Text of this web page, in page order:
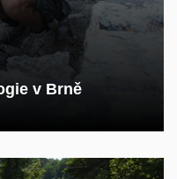
v Brně